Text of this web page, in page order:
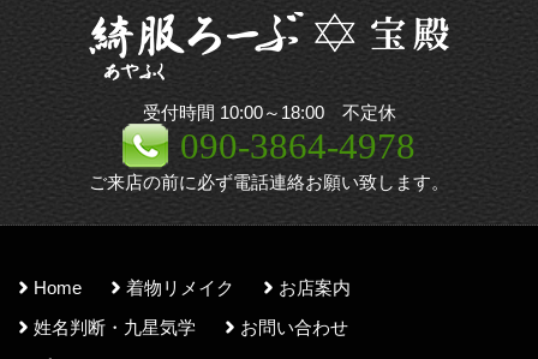
受付時間 10:00～18:00 不定休
090-3864-4978
ご来店の前に必ず電話連絡お願い致します。
Home 着物リメイク お店案内
姓名判断・九星気学 お問い合わせ